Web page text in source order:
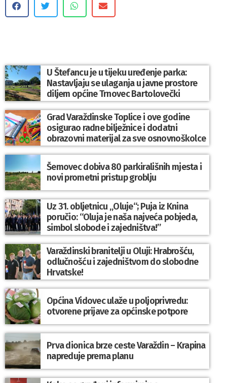
U Štefancu je u tijeku uređenje parka:
Nastavljaju se ulaganja u javne prostore
diljem općine Trnovec Bartolovečki
Grad Varaždinske Toplice i ove godine
osigurao radne bilježnice i dodatni
obrazovni materijal za sve osnovnoškolce
Šemovec dobiva 80 parkirališnih mjesta i
novi prometni pristup groblju
Uz 31. obljetnicu „Oluje“; Puja iz Knina
poručio: “Oluja je naša najveća pobjeda,
simbol slobode i zajedništva!”
Varaždinski branitelji u Oluji: Hrabrošću,
odlučnošću i zajedništvom do slobodne
Hrvatske!
Općina Vidovec ulaže u poljoprivredu:
otvorene prijave za općinske potpore
Prva dionica brze ceste Varaždin – Krapina
napreduje prema planu